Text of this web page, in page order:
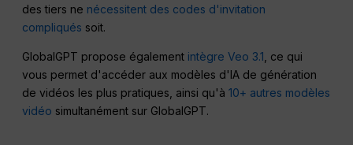
des tiers ne nécessitent des codes d'invitation
compliqués soit.
GlobalGPT propose également intègre Veo 3.1 , ce qui
vous permet d'accéder aux modèles d'IA de génération
de vidéos les plus pratiques, ainsi qu'à10+ autres modèles
vidéo simultanément sur GlobalGPT.